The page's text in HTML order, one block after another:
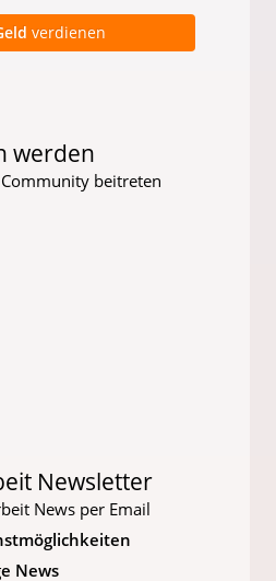
verdienen
werden
beitreten
Newsletter
News per Email
News